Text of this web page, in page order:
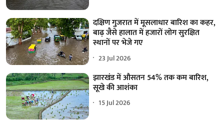
दक्षिण गुजरात में मूसलाधार बारिश का कहर,
बाढ़ जैसे हालात में हजारों लोग सुरक्षित
स्थानों पर भेजे गए
23 Jul 2026
झारखंड में औसतन 54% तक कम बारिश,
सूखे की आशंका
15 Jul 2026